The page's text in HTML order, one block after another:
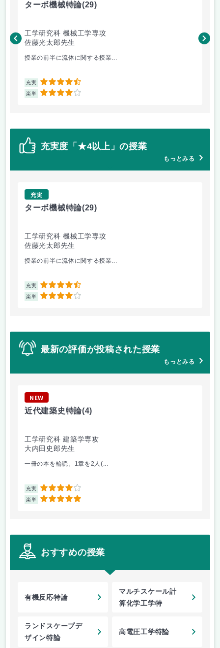
ターボ機械特論(29)
工学研究科 機械工学専攻
佐藤光太郎先生
授業の前半に流体に関する授業...
充実 4.5
楽単 4
橋
充実度「★4以上」の授業
もっとみる
充実
ターボ機械特論(29)
工学研究科 機械工学専攻
佐藤光太郎先生
授業の前半に流体に関する授業...
充実 4.5
楽単 4
最新の評価が投稿された授業
もっとみる
NEW
近代建築史特論(4)
工学研究科 建築学専攻
大内田史郎先生
一冊の本を輪読。1章を2人(...
充実 4
楽単 5
おすすめの授業
有機反応特論
マルチスケール計
算化学工学特
ランドスケープデ
ザイン特論
高電圧工学特論